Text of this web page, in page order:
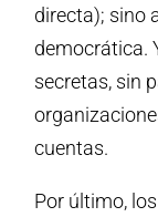
directa); sino
democrática.
secretas, sin
cuentas.
Por último,